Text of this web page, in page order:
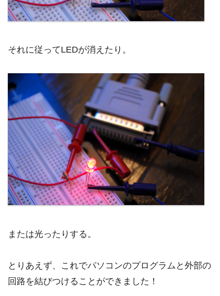
それに従ってLEDが消えたり。
または光ったりする。
とりあえず、これでパソコンのプログラムと外部の
回路を結びつけることができました！